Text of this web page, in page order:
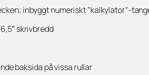
inbyggt numeriskt ”kalkylator”-
skrivbredd
baksida på vissa rullar